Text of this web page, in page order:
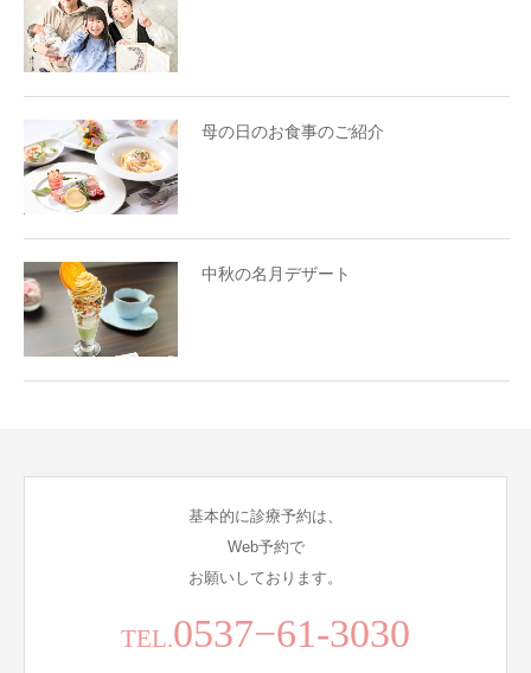
母の日のお食事のご紹介
中秋の名月デザート
基本的に診療予約は、
Web予約で
お願いしております。
TEL.0537−61-3030